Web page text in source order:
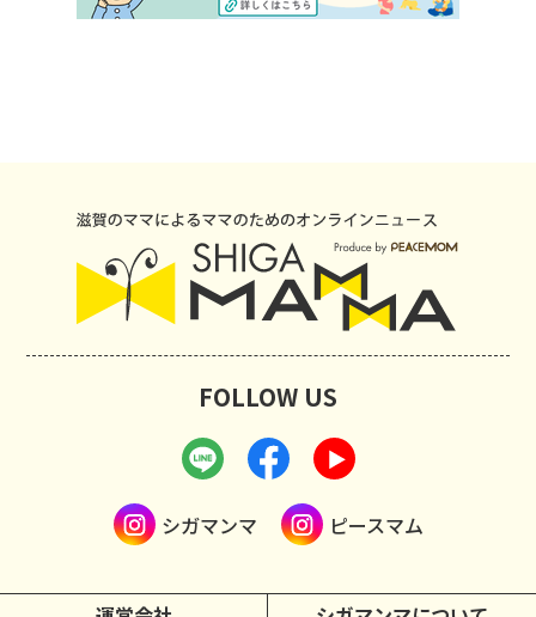
FOLLOW US
シガマンマ ピースマム